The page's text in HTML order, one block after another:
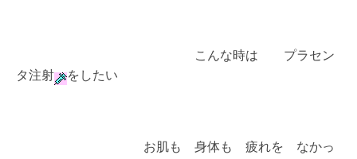
こんな時は プラセン
タ注射
をしたい
お肌も 身体も 疲れを なかっ